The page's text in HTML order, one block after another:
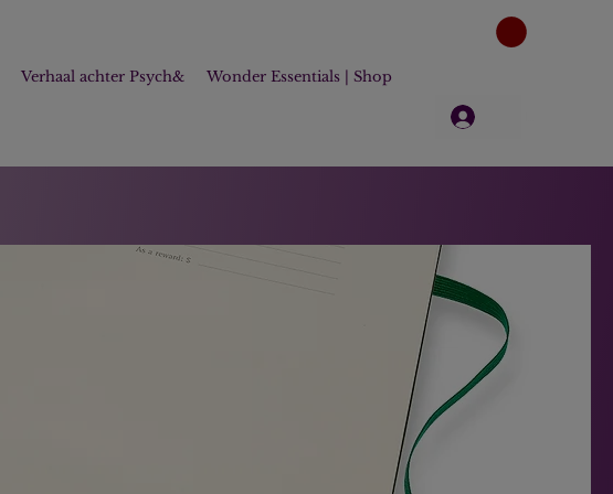
Verhaal achter Psych& Wonder Essentials | Shop